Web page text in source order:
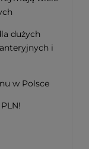
dużych
i
w Polsce